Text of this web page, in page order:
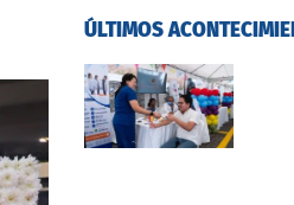
ÚLTIMOS